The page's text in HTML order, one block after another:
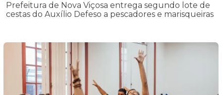
Prefeitura de Nova Viçosa entrega segundo lote de
cestas do Auxílio Defeso a pescadores e marisqueiras